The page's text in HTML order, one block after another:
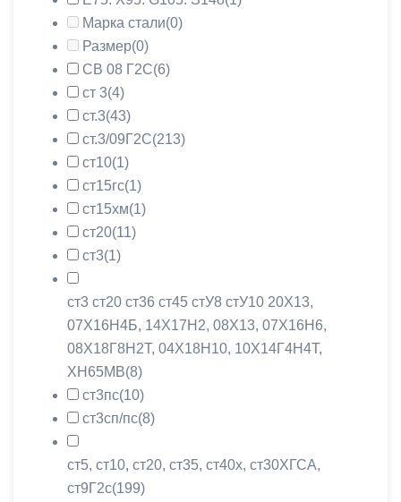
Марка стали(0)
Размер(0)
СВ 08 Г2С(6)
ст 3(4)
ст.3(43)
ст.3/09Г2С(213)
ст10(1)
ст15гс(1)
ст15хм(1)
ст20(11)
ст3(1)
ст3 ст20 ст36 ст45 стУ8 стУ10 20X13,
07Х16Н4Б, 14Х17Н2, 08X13, 07Х16Н6,
08Х18Г8Н2Т, 04Х18Н10, 10Х14Г4Н4Т,
ХН65МВ(8)
ст3пс(10)
ст3сп/пс(8)
ст5, ст10, ст20, ст35, ст40х, ст30ХГСА,
ст9Г2с(199)